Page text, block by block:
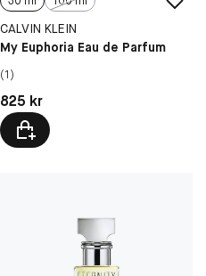
CALVIN KLEIN
My Euphoria Eau de Parfum
(1)
Pris: 825 kr
825 kr